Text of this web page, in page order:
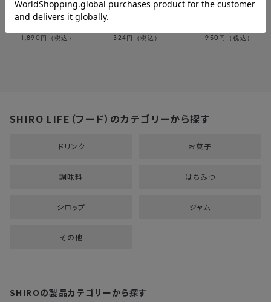
まるてん 手まいらず
万能便利だしパック
1,890 円（税込）
望月茶飴本舗 茶の
324 円（税込） 950 円（税込）
SHIRO LIFE（フード）のカテゴリーから探す
ドリンク お菓子
調味料 はちみつ
シロップ ジャム
その他
SHIROの製品カテゴリーから探す